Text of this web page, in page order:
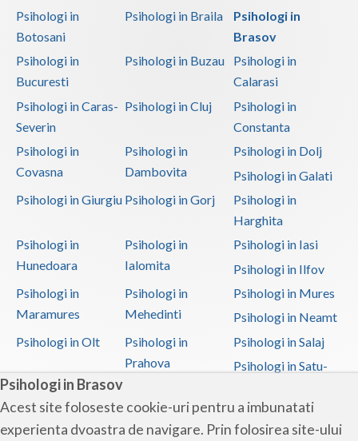
Psihologi in Brasov
Acest site foloseste cookie-uri pentru a imbunatati
experienta dvoastra de navigare. Prin folosirea site-ului
Psihologi in
Botosani
Psihologi in Braila
Psihologi in
Brasov
Psihologi in
Bucuresti
Psihologi in Buzau
Psihologi in
Calarasi
Psihologi in Caras-
Severin
Psihologi in Cluj
Psihologi in
Constanta
Psihologi in
Covasna
Psihologi in
Dambovita
Psihologi in Dolj
Psihologi in Galati
Psihologi in Giurgiu Psihologi in Gorj
Psihologi in
Harghita
Psihologi in
Hunedoara
Psihologi in
Ialomita
Psihologi in Iasi
Psihologi in Ilfov
Psihologi in
Maramures
Psihologi in
Mehedinti
Psihologi in Mures
Psihologi in Neamt
Psihologi in Olt
Psihologi in
Prahova
Psihologi in Salaj
Psihologi in Satu-
Psihologi in Sibiu
Psihologi in
Suceava
Psihologi in
Teleorman